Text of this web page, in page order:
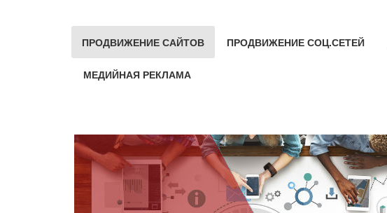
ПРОДВИЖЕНИЕ САЙТОВ ПРОДВИЖЕНИЕ СОЦ.СЕТЕЙ
МЕДИЙНАЯ РЕКЛАМА